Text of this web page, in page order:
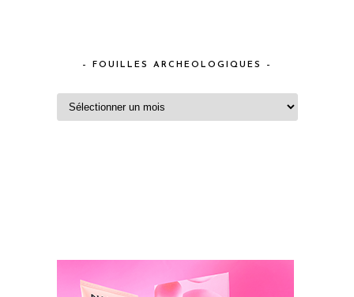
– FOUILLES ARCHEOLOGIQUES –